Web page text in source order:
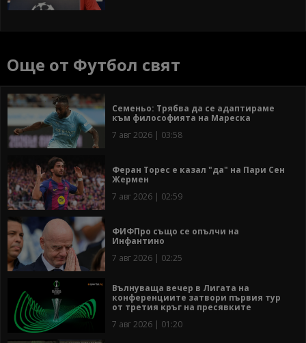
Още от Футбол свят
Семеньо: Трябва да се адаптираме
към философията на Мареска
7 авг 2026 | 03:58
Феран Торес е казал "да" на Пари Сен
Жермен
7 авг 2026 | 02:59
ФИФПро също се опълчи на
Инфантино
7 авг 2026 | 02:25
Вълнуваща вечер в Лигата на
конференциите затвори първия тур
от третия кръг на пресявките
7 авг 2026 | 01:20